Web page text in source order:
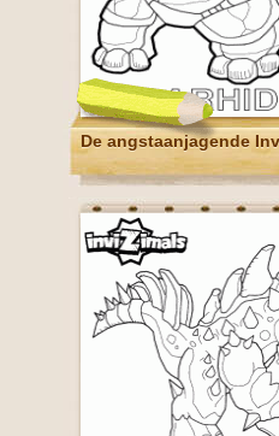
De angstaanjagende